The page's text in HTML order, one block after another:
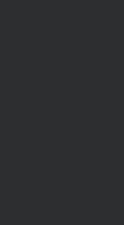
一喝撐到晚上都很有精神